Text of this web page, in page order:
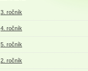
3. ročník
4. ročník
5. ročník
2. ročník